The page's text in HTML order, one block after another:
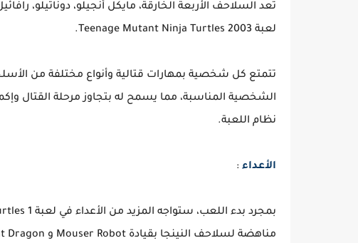
تعد السلاحف الأربعة الخارقة، مايكل أنجيلو، دوناتيلو،
لعبة Teenage Mutant Ninja Turtles 2003.
تتمتع كل شخصية بمهارات قتالية وأنواع مختلفة من
الشخصية المناسبة، مما يسمح له بتجاوز مرحلة القتال
نظام اللعبة.
الأعداء :